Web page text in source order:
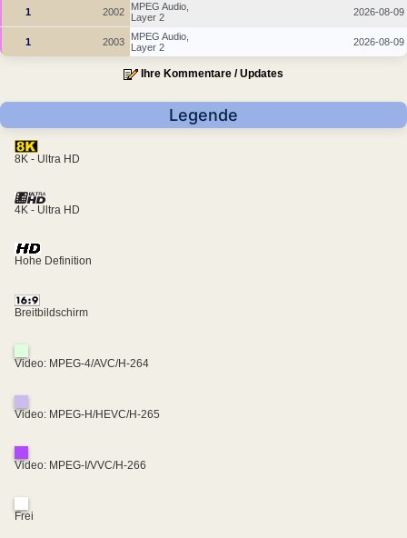
1 2002
MPEG Audio,
Layer 2
2026-08-09
1 2003
MPEG Audio,
Layer 2
2026-08-09
Ihre Kommentare / Updates
Legende
8K - Ultra HD
4K - Ultra HD
Hohe Definition
Breitbildschirm
Video: MPEG-4/AVC/H-264
Video: MPEG-H/HEVC/H-265
Video: MPEG-I/VVC/H-266
Frei